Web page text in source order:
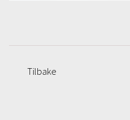
Tilbake